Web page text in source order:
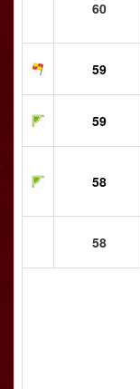
60
59
59
58
58